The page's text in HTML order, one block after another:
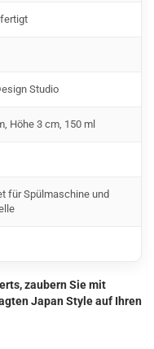
Studio
Höhe 3 cm, 150 ml
für Spülmaschine und
zaubern Sie mit
Japan Style auf Ihren